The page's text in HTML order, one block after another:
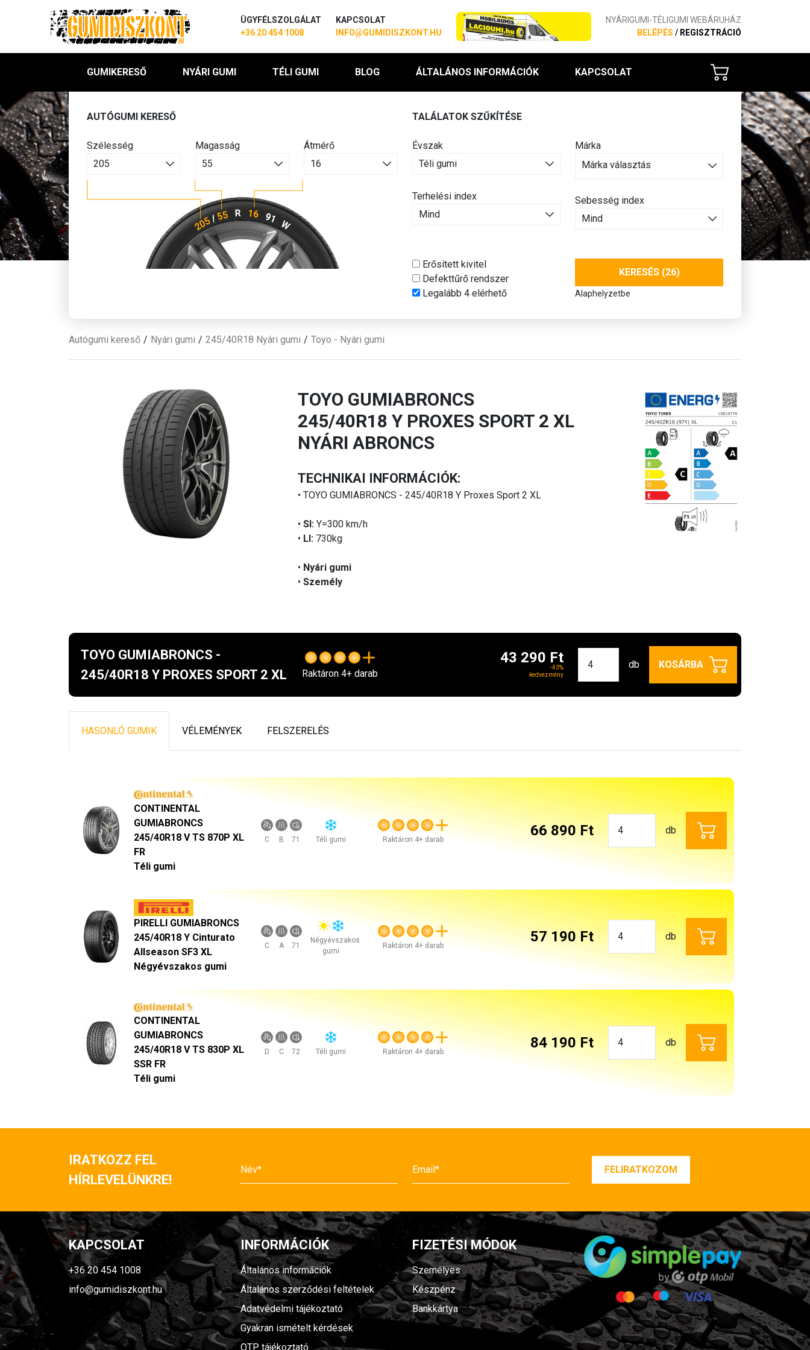
ÜGYFÉLSZOLGÁLAT
+36 20 454 1008
KAPCSOLAT
INFO@GUMIDISZKONT.HU
NYÁRIGUMI-TÉLIGUMI WEBÁRUHÁZ
BELÉPÉS / REGISZTRÁCIÓ
GUMIKERESŐ NYÁRI GUMI TÉLI GUMI BLOG ÁLTALÁNOS INFORMÁCIÓK KAPCSOLAT
AUTÓGUMI KERESŐ
Szélesség Magasság Átmérő
TALÁLATOK SZŰKÍTÉSE
Évszak
Terhelési index
Márka
Márka választás
Sebesség index
Erősített kivitel
Defekttűrő rendszer
Legalább 4 elérhető
KERESÉS (26)
Alaphelyzetbe
Autógumi kereső Nyári gumi 245/40R18 Nyári gumi Toyo - Nyári gumi
TOYO GUMIABRONCS
245/40R18 Y PROXES SPORT 2 XL
NYÁRI ABRONCS
TECHNIKAI INFORMÁCIÓK:
• TOYO GUMIABRONCS - 245/40R18 Y Proxes Sport 2 XL
• SI: Y=300 km/h
• LI: 730kg
• Nyári gumi
• Személy
TOYO GUMIABRONCS -
245/40R18 Y PROXES SPORT 2 XL
Raktáron 4+ darab
43 290 Ft
-43%
kedvezmény
db KOSÁRBA
HASONLÓ GUMIK VÉLEMÉNYEK FELSZERELÉS
CONTINENTAL
GUMIABRONCS
245/40R18 V TS 870P XL
FR
Téli gumi
C B 71 Téli gumi Raktáron 4+ darab
66 890 Ft db
PIRELLI GUMIABRONCS
245/40R18 Y Cinturato
Allseason SF3 XL
Négyévszakos gumi
C A 71
Négyévszakos
gumi
Raktáron 4+ darab
57 190 Ft db
CONTINENTAL
GUMIABRONCS
245/40R18 V TS 830P XL
SSR FR
Téli gumi
D C 72 Téli gumi Raktáron 4+ darab
84 190 Ft db
IRATKOZZ FEL
HÍRLEVELÜNKRE!
KAPCSOLAT
+36 20 454 1008
info@gumidiszkont.hu
INFORMÁCIÓK
Általános információk
Általános szerződési feltételek
Adatvédelmi tájékoztató
Gyakran ismételt kérdések
OTP tájékoztató
FIZETÉSI MÓDOK
Személyes
Készpénz
Bankkártya